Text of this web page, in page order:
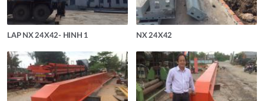
LAP NX 24X42- HINH 1 NX 24X42